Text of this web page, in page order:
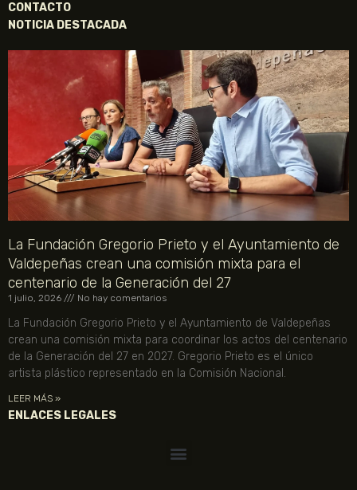
CONTACTO
NOTICIA DESTACADA
La Fundación Gregorio Prieto y el Ayuntamiento de
Valdepeñas crean una comisión mixta para el
centenario de la Generación del 27
1 julio, 2026 No hay comentarios
La Fundación Gregorio Prieto y el Ayuntamiento de Valdepeñas
crean una comisión mixta para coordinar los actos del centenario
de la Generación del 27 en 2027. Gregorio Prieto es el único
artista plástico representado en la Comisión Nacional.
LEER MÁS »
ENLACES LEGALES